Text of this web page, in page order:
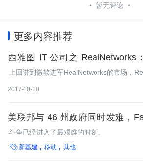
暂无评论
更多内容推荐
西雅图 IT 公司之 RealNetworks
（下）
上回讲到微软进军RealNetworks的市场，
2017-10-10
美联邦与 46 州政府同时发难，
分？
斗争已经进入了最艰难的时刻。
 新基建 移动 其他